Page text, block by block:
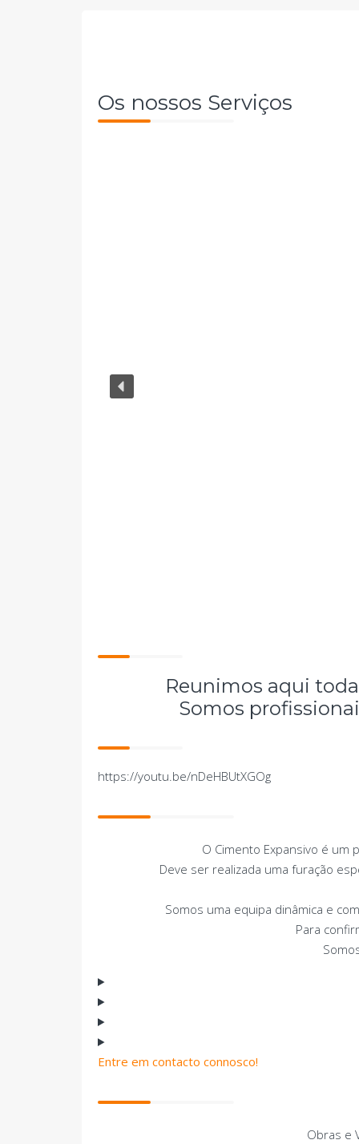
Os nossos Serviços
Reunimos aqui
Somos
https://youtu.be/nDeHBUtXGOg
O Cimento Expansivo é
Deve ser realizada uma furação
Somos uma equipa dinâmica e
Para
Entre em contacto connosco!
Obras e